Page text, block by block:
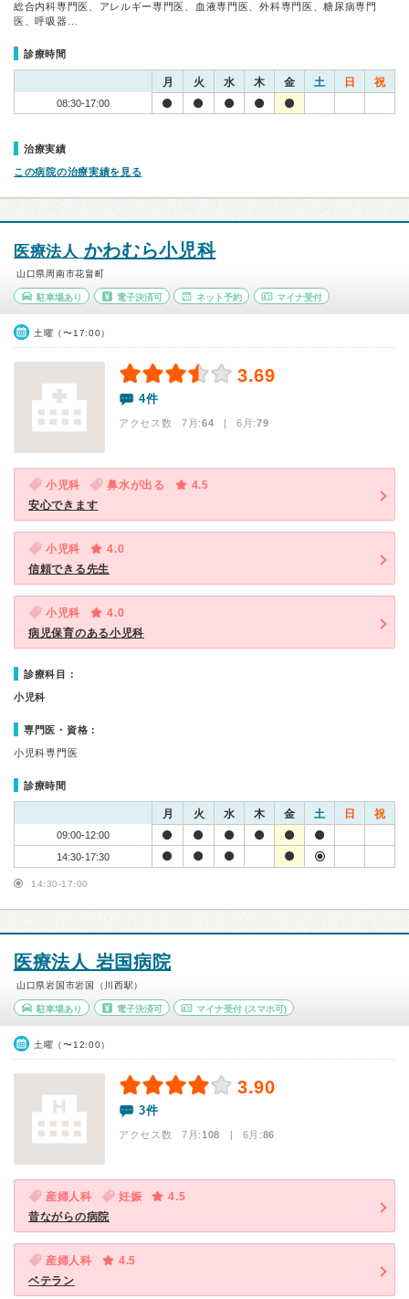
総合内科専門医、アレルギー専門医、血液専門医、外科専門医、糖尿病専門
医、呼吸器…
診療時間
月 火 水 木 金 土 日 祝
08:30-17:00
治療実績
この病院の治療実績を見る
医療法人 かわむら小児科
山口県周南市花畠町
駐車場あり 電子決済可 ネット予約 マイナ受付
土曜（〜17:00）
3.69
4件
アクセス数 7月:64 | 6月:79
小児科 鼻水が出る
4.5
安心できます
小児科
4.0
信頼できる先生
小児科
4.0
病児保育のある小児科
診療科目：
小児科
専門医・資格：
小児科専門医
診療時間
月 火 水 木 金 土 日 祝
09:00-12:00
14:30-17:30
14:30-17:00
医療法人 岩国病院
山口県岩国市岩国（川西駅）
駐車場あり 電子決済可 マイナ受付 (スマホ可)
土曜（〜12:00）
3.90
3件
アクセス数 7月:108 | 6月:86
産婦人科 妊娠
4.5
昔ながらの病院
産婦人科
4.5
ベテラン